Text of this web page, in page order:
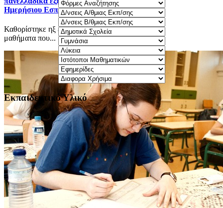
Ημερήσιου Εσπερινού ΓΕΛ.
Καθορίστηκε ηξ εξεταστέα ύλη 2025-2026 για τα
μαθήματα που...
Εκπαιδευτικό Υλικό